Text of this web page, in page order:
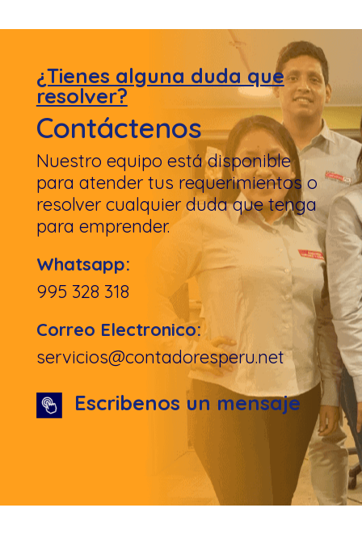
¿Tienes alguna duda que
resolver?
Contáctenos
Nuestro equipo está disponible
para atender tus requerimientos o
resolver cualquier duda que tenga
para emprender.
Whatsapp:
995 328 318
Correo Electronico:
servicios@contadoresperu.net
Escribenos un mensaje